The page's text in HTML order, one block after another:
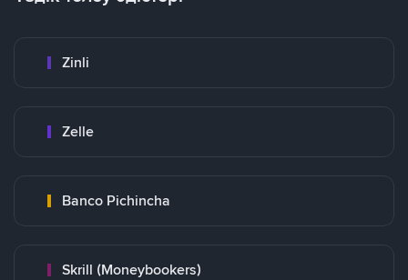
Zinli
Zelle
Banco Pichincha
Skrill (Moneybookers)